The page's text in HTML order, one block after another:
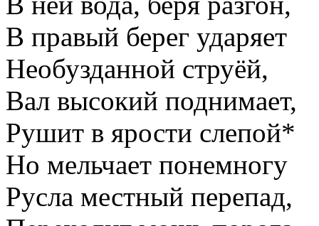
В правый берег ударяет
Необузданной струёй,
Вал высокий поднимает,
Рушит в ярости слепой*
Но мельчает понемногу
Русла местный перепад,